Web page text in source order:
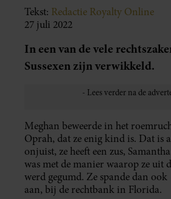
Tekst: Redactie Royalty Online
27 juli 2022
In een van de vele
Sussexen zijn verwikkeld.
Meghan beweerde in het
Oprah, dat ze enig kind is. Dat is
onjuist, ze heeft een zus,
was met de manier waarop ze uit
werd gegumd. Ze spande dan
aan, bij de rechtbank in Florida.